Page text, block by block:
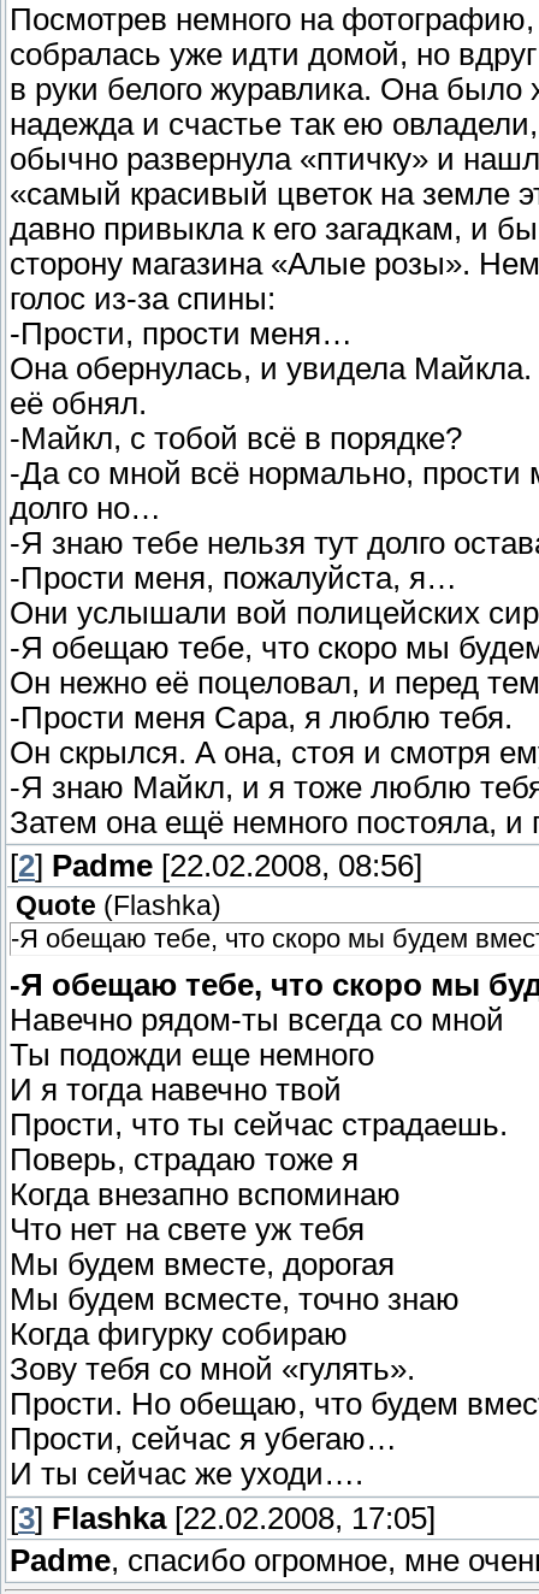
Посмотрев немного на
собралась уже идти домой, но
в руки белого журавлика. Она было
надежда и счастье так ею
обычно развернула «птичку» и
«самый красивый цветок на земле
давно привыкла к его загадкам, и
сторону магазина «Алые розы».
голос из-за спины:
-Прости, прости меня…
Она обернулась, и увидела
её обнял.
-Майкл, с тобой всё в порядке?
-Да со мной всё нормально, прости
долго но…
-Я знаю тебе нельзя тут долго
-Прости меня, пожалуйста, я…
Они услышали вой полицейских
-Я обещаю тебе, что скоро мы
Он нежно её поцеловал, и перед
-Прости меня Сара, я люблю тебя.
Он скрылся. А она, стоя и смотря
-Я знаю Майкл, и я тоже люблю
Затем она ещё немного постояла,
[2] Padme [22.02.2008, 08:56]
Quote (Flashka)
-Я обещаю тебе, что скоро мы будем
-Я обещаю тебе, что скоро мы
Навечно рядом-ты всегда со мной
Ты подожди еще немного
И я тогда навечно твой
Прости, что ты сейчас страдаешь.
Поверь, страдаю тоже я
Когда внезапно вспоминаю
Что нет на свете уж тебя
Мы будем вместе, дорогая
Мы будем всместе, точно знаю
Когда фигурку собираю
Зову тебя со мной «гулять».
Прости. Но обещаю, что будем
Прости, сейчас я убегаю…
И ты сейчас же уходи….
[3] Flashka[22.02.2008, 17:05]
Padme, спасибо огромное, мне